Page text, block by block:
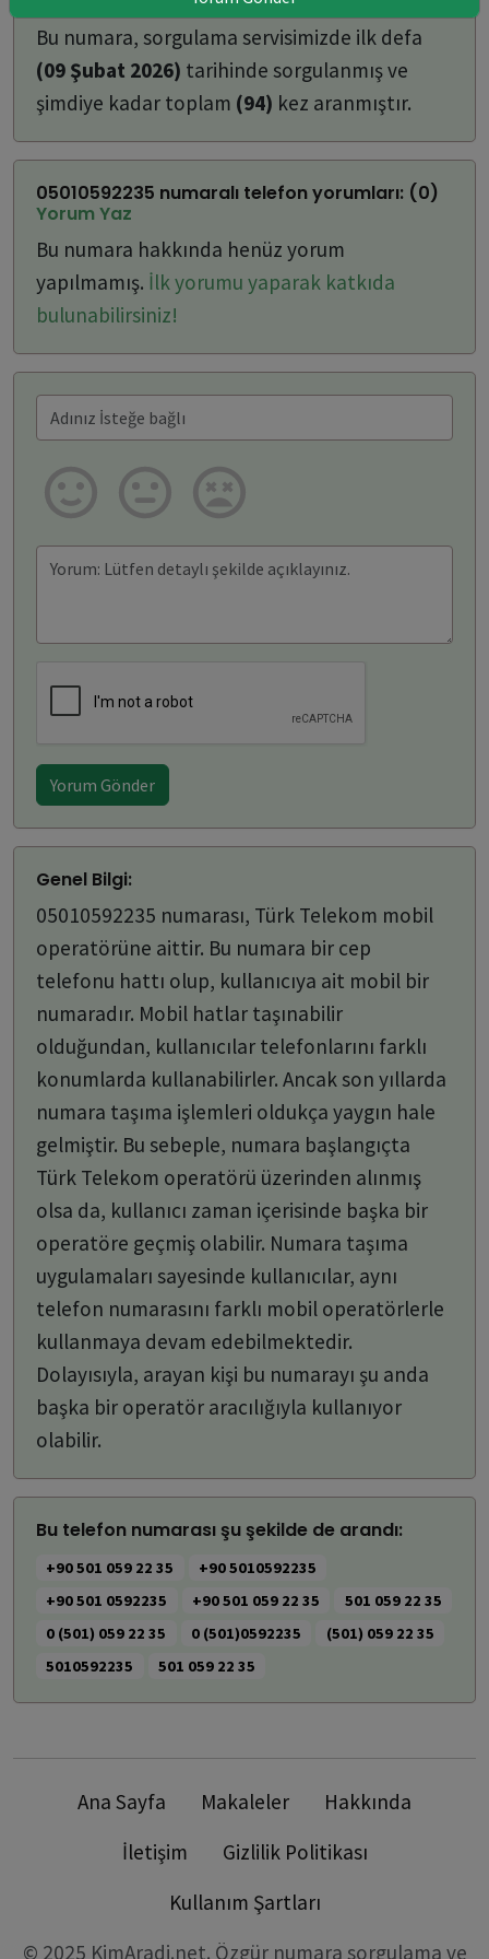
Bu numara, sorgulama servisimizde ilk defa
(09 Şubat 2026) tarihinde sorgulanmış ve
şimdiye kadar toplam (94) kez aranmıştır.
05010592235 numaralı telefon yorumları: (0)
Yorum Yaz
Bu numara hakkında henüz yorum
yapılmamış. İlk yorumu yaparak katkıda
bulunabilirsiniz!
Yorum Gönder
Genel Bilgi:
05010592235 numarası, Türk Telekom mobil
operatörüne aittir. Bu numara bir cep
telefonu hattı olup, kullanıcıya ait mobil bir
numaradır. Mobil hatlar taşınabilir
olduğundan, kullanıcılar telefonlarını farklı
konumlarda kullanabilirler. Ancak son yıllarda
numara taşıma işlemleri oldukça yaygın hale
gelmiştir. Bu sebeple, numara başlangıçta
Türk Telekom operatörü üzerinden alınmış
olsa da, kullanıcı zaman içerisinde başka bir
operatöre geçmiş olabilir. Numara taşıma
uygulamaları sayesinde kullanıcılar, aynı
telefon numarasını farklı mobil operatörlerle
kullanmaya devam edebilmektedir.
Dolayısıyla, arayan kişi bu numarayı şu anda
başka bir operatör aracılığıyla kullanıyor
olabilir.
Bu telefon numarası şu şekilde de arandı:
+90 501 059 22 35
+90 5010592235
+90 501 0592235
+90 501 059 22 35
501 059 22 35
0 (501) 059 22 35
0 (501)0592235
(501) 059 22 35
5010592235
501 059 22 35
Ana Sayfa Makaleler
Hakkında
İletişim
Gizlilik Politikası
Kullanım Şartları
© 2025 KimAradi.net. Özgür numara sorgulama ve